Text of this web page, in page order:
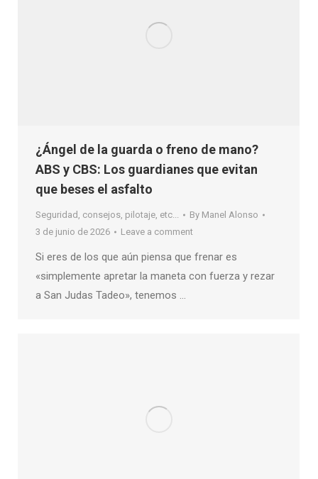
¿Ángel de la guarda o freno de mano?
ABS y CBS: Los guardianes que evitan
que beses el asfalto
Seguridad, consejos, pilotaje, etc... By Manel Alonso
3 de junio de 2026
Leave a comment
Si eres de los que aún piensa que frenar es
«simplemente apretar la maneta con fuerza y rezar
a San Judas Tadeo», tenemos …